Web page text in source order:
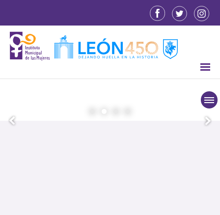
Unidad Móvil
Mujer a Salvo